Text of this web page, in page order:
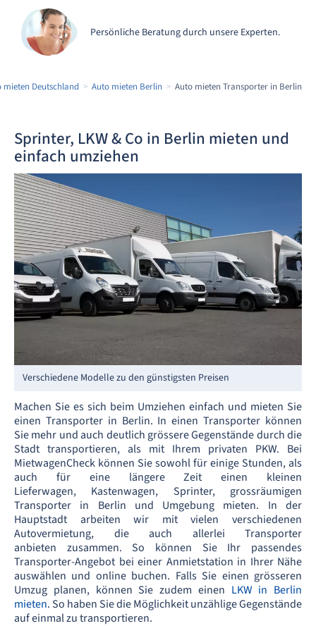
Persönliche Beratung durch unsere Experten.
mieten Deutschland Auto mieten Berlin Auto mieten Transporter in Berlin
Sprinter, LKW & Co in Berlin mieten und
einfach umziehen
Verschiedene Modelle zu den günstigsten Preisen
Machen Sie es sich beim Umziehen einfach und mieten Sie
einen Transporter in Berlin. In einen Transporter können
Sie mehr und auch deutlich grössere Gegenstände durch die
Stadt transportieren, als mit Ihrem privaten PKW. Bei
MietwagenCheck können Sie sowohl für einige Stunden, als
auch für eine längere Zeit einen kleinen
Lieferwagen, Kastenwagen, Sprinter, grossräumigen
Transporter in Berlin und Umgebung mieten. In der
Hauptstadt arbeiten wir mit vielen verschiedenen
Autovermietung, die auch allerlei Transporter
anbieten zusammen. So können Sie Ihr passendes
Transporter-Angebot bei einer Anmietstation in Ihrer Nähe
auswählen und online buchen. Falls Sie einen grösseren
Umzug planen, können Sie zudem einen LKW in Berlin
mieten. So haben Sie die Möglichkeit unzählige Gegenstände
auf einmal zu transportieren.